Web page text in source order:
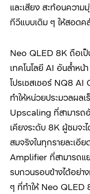
และเสียง สะท้อนควา
ทีวีแบบเดิม ๆ ให้สอดค
Neo QLED 8K ถือเ
เทคโนโลยี AI อันล้ำหน้
โปรเซสเซอร์ NQ8 AI
ทำให้หน่วยประมวลผล
Upscaling ที่สามารถ
เคียงระดับ 8K ผู้ชมจะ
สมจริงในทุกรายละเอี
Amplifier ที่สามารถ
รบกวนรอบข้างได้อย่า
ๆ ที่ทำให้ Neo QLED